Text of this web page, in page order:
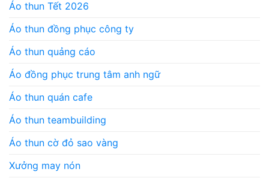
Áo thun Tết 2026
Áo thun đồng phục công ty
Áo thun quảng cáo
Áo đồng phục trung tâm anh ngữ
Áo thun quán cafe
Áo thun teambuilding
Áo thun cờ đỏ sao vàng
Xưởng may nón